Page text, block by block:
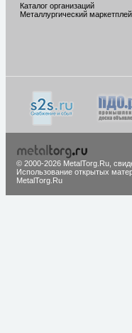
Каталог организаций
Металлургический
© 2000-2026 MetalTorg.Ru,
Использование открытых
MetalTorg.Ru